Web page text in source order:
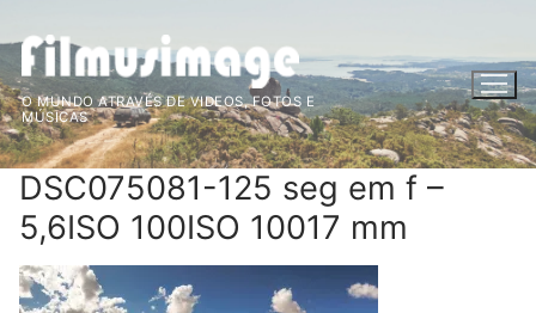
para
conteúdo
O MUNDO ATRAVÉS DE VIDEOS, FOTOS E
MÚSICAS
DSC075081-125 seg em f –
5,6ISO 100ISO 10017 mm